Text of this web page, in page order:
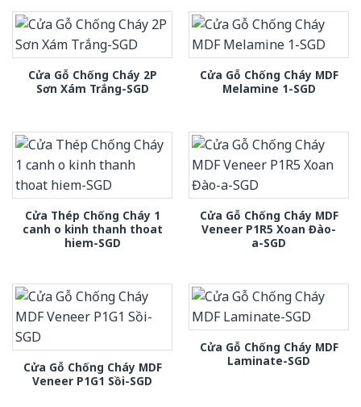
Cửa Gỗ Chống Cháy 2P
Sơn Xám Trắng-SGD
Cửa Gỗ Chống Cháy MDF
Melamine 1-SGD
Cửa Thép Chống Cháy 1
canh o kinh thanh thoat
hiem-SGD
Cửa Gỗ Chống Cháy MDF
Veneer P1R5 Xoan Đào-
a-SGD
Cửa Gỗ Chống Cháy MDF
Veneer P1G1 Sồi-SGD
Cửa Gỗ Chống Cháy MDF
Laminate-SGD